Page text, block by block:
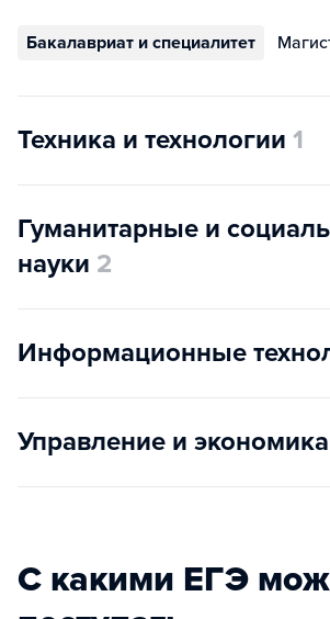
Бакалавриат и специалитет
Техника и технологии 1
Гуманитарные и
науки 2
Информационные
Управление и экономика
С какими ЕГЭ